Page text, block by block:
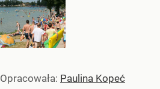
Opracowała: Paulina Kopeć